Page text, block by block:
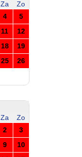
Za
Zo
4
5
11
12
18
19
25
26
Za
Zo
2
3
9
10